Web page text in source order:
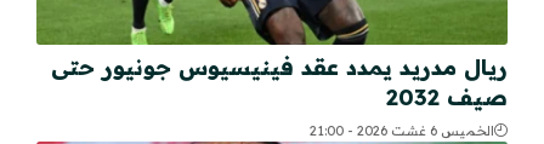
ريال مدريد يمدد عقد فينيسيوس جونيور حتى
صيف 2032
الخميس 6 غشت 2026 - 21:00